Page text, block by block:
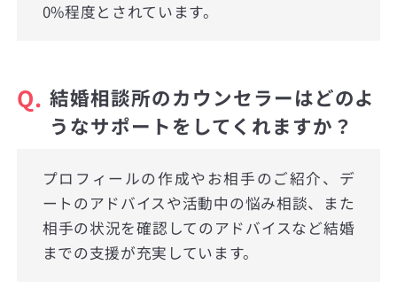
0%程度とされています。
Q. 結婚相談所のカウンセラーはどのよ
うなサポートをしてくれますか？
プロフィールの作成やお相手のご紹介、デ
ートのアドバイスや活動中の悩み相談、また
相手の状況を確認してのアドバイスなど結婚
までの支援が充実しています。